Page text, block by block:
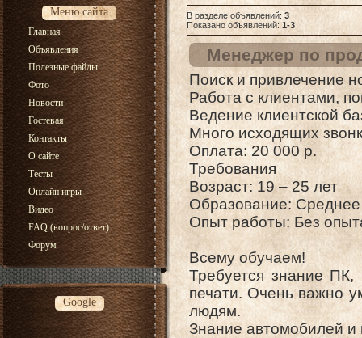
Меню сайта
Главная
Объявления
Полезные файлы
Фото
Новости
Гостевая
Контакты
О сайте
Тесты
Онлайн игры
Видео
FAQ (вопрос/ответ)
Форум
Google
В разделе объявлений: 3
Показано объявлений: 1-3
Менеджер по
Поиск и привлечение
Работа с клиентами,
Ведение клиентской
Много исходящих
Оплата: 20 000 р.
Требования
Возраст: 19 – 25 лет
Образование: Среднее
Опыт работы: Без
Всему обучаем!
Требуется знание ПК,
печати. Очень важно
людям.
Знание автомобилей и